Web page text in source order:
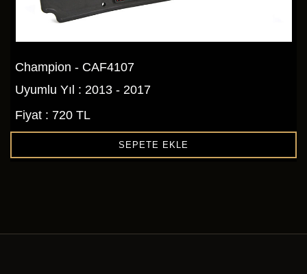
Champion - CAF4107
Uyumlu Yıl : 2013 - 2017
Fiyat : 720 TL
SEPETE EKLE